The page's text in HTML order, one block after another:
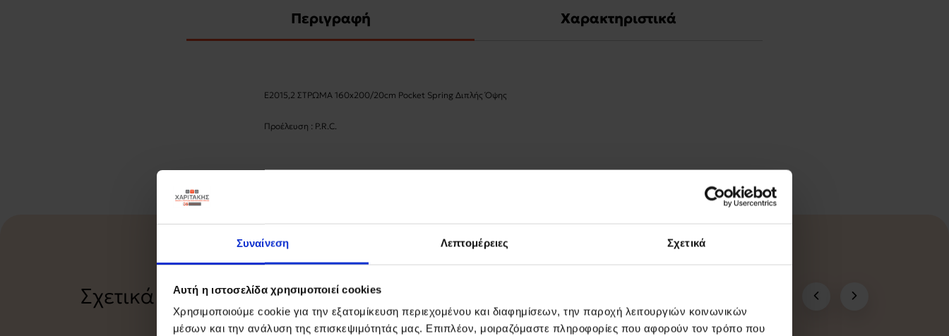
Συναίνεση Λεπτομέρειες Σχετικά
Αυτή η ιστοσελίδα χρησιμοποιεί cookies
Χρησιμοποιούμε cookie για την εξατομίκευση περιεχομένου και διαφημίσεων, την παροχή λειτουργιών κοινωνικών
μέσων και την ανάλυση της επισκεψιμότητάς μας. Επιπλέον, μοιραζόμαστε πληροφορίες που αφορούν τον τρόπο που
Περιγραφή Χαρακτηριστικά
Ε2015,2 ΣΤΡΩΜΑ 160x200/20cm Pocket Spring Διπλής Όψης
Προέλευση : P.R.C.
Σχετικά Προϊόντα